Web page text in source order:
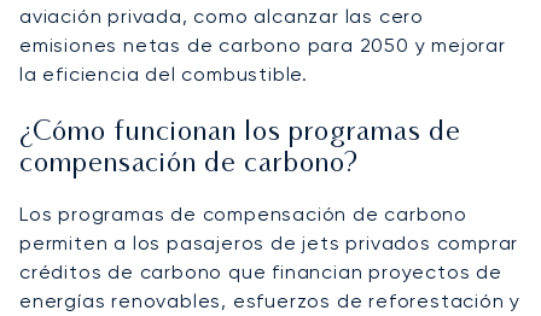
aviación privada, como alcanzar las cero
emisiones netas de carbono para 2050 y mejorar
la eficiencia del combustible.
¿Cómo funcionan los programas de
compensación de carbono?
Los programas de compensación de carbono
permiten a los pasajeros de jets privados comprar
créditos de carbono que financian proyectos de
energías renovables, esfuerzos de reforestación y